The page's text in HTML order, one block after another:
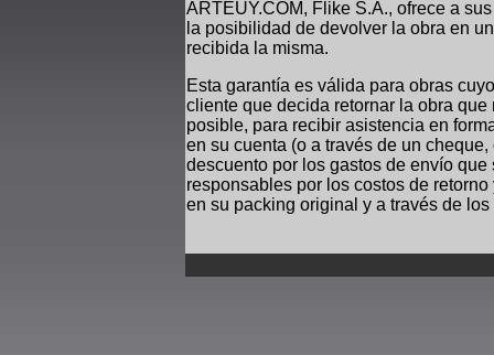
ARTEUY.COM, Flike S.A., ofrece a
la posibilidad de devolver la obra en
recibida la misma.
Esta garantía es válida para obras
cliente que decida retornar la obra
posible, para recibir asistencia en
en su cuenta (o a través de un
descuento por los gastos de envío
responsables por los costos de
en su packing original y a través de